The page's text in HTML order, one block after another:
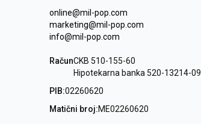
online@mil-pop.com
marketing@mil-pop.com
info@mil-pop.com
RačunCKB 510-155-60
Hipotekarna banka 520-13214-09
PIB:02260620
Matični broj:ME02260620